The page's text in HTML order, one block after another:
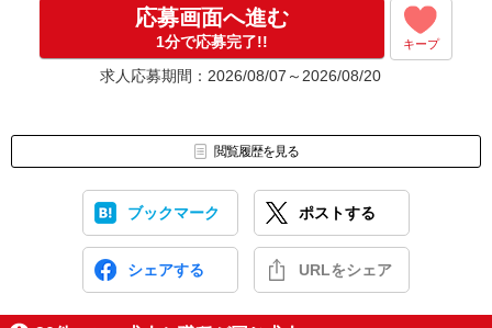
応募画面へ進む
1分で応募完了!! キープ
求人応募期間：2026/08/07～2026/08/20
閲覧履歴を見る
ブックマーク ポストする
シェアする URLをシェア